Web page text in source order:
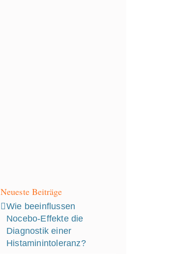
Neueste Beiträge
Wie beeinflussen
Nocebo‑Effekte die
Diagnostik einer
Histaminintoleranz?